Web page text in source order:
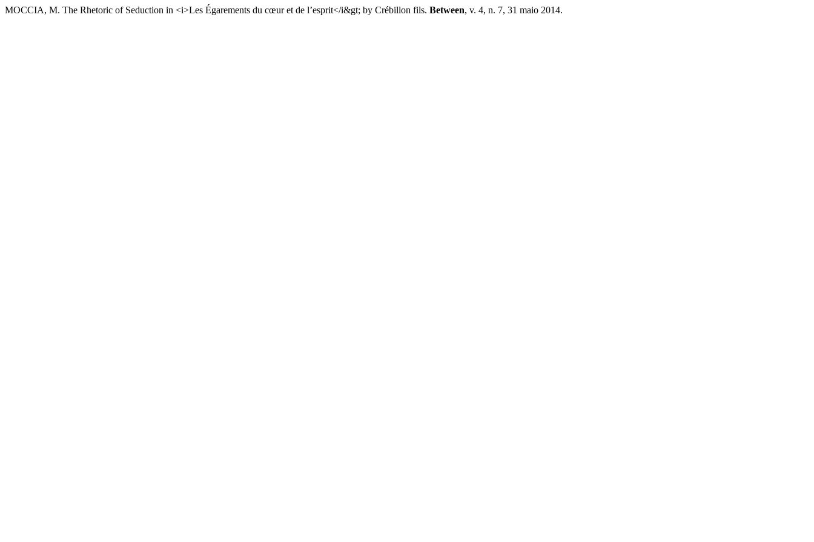
MOCCIA, M. The Rhetoric of Seduction in <i>Les Égarements du cœur et de l’esprit</i&gt; by Crébillon fils. Between, v. 4, n. 7, 31 maio 2014.